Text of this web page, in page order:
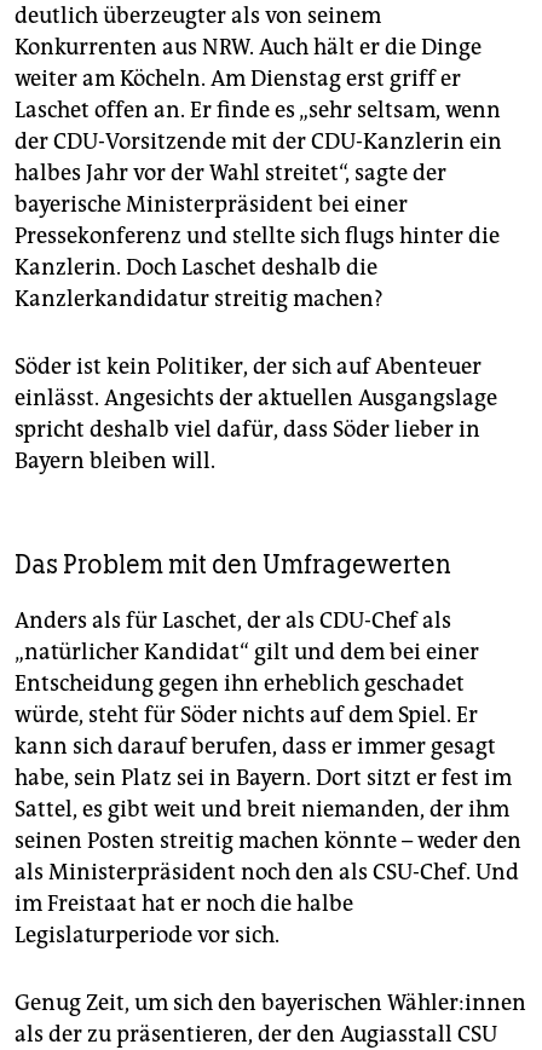
deutlich überzeugter als von seinem
Konkurrenten aus NRW. Auch hält er die Dinge
weiter am ­Köcheln. Am Dienstag erst griff er
Laschet offen an. Er finde es „sehr seltsam, wenn
der CDU-Vorsitzende mit der CDU-Kanzlerin ein
halbes Jahr vor der Wahl streitet“, sagte der
bayerische Mi­nisterpräsident bei einer
Pressekonferenz und stellte sich flugs hinter die
Kanzlerin. Doch ­Laschet deshalb die
Kanzlerkandidatur streitig machen?
Söder ist kein Politiker, der sich auf Abenteuer
einlässt. Angesichts der aktuellen Ausgangslage
spricht deshalb viel dafür, dass Söder lieber in
Bayern bleiben will.
Das Problem mit den Umfragewerten
Anders als für Laschet, der als CDU-Chef als
„natürlicher Kandidat“ gilt und dem bei einer
Entscheidung gegen ihn erheblich geschadet
würde, steht für Söder nichts auf dem Spiel. Er
kann sich darauf berufen, dass er immer gesagt
habe, sein Platz sei in Bayern. Dort sitzt er fest im
Sattel, es gibt weit und breit niemanden, der ihm
seinen Posten streitig machen könnte – weder den
als Ministerpräsident noch den als CSU-Chef. Und
im Freistaat hat er noch die halbe
Legislaturperiode vor sich.
Genug Zeit, um sich den bayerischen Wäh­le­r:in­nen
als der zu präsentieren, der den Augiasstall CSU